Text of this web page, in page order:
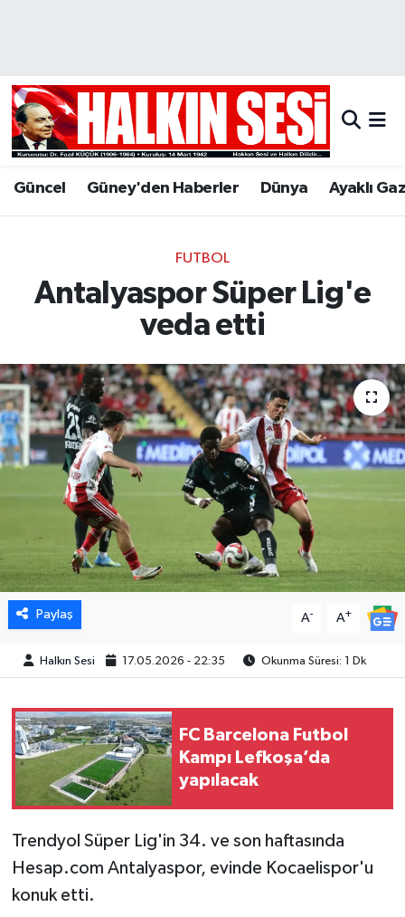
Güncel Güney'den Haberler Dünya Ayaklı
FUTBOL
Antalyaspor Süper Lig'e
veda etti
Paylaş A- A+
Halkın Sesi 17.05.2026 - 22:35 Okunma Süresi: 1 Dk
FC Barcelona Futbol
Kampı Lefkoşa’da
yapılacak
Trendyol Süper Lig'in 34. ve son haftasında
Hesap.com Antalyaspor, evinde Kocaelispor'u
konuk etti.
Hava Durumu
Trafik Durumu
Son Dakika Haberleri